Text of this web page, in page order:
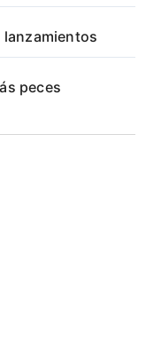
peces